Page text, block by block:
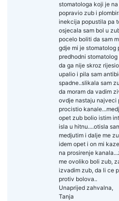
stomatologa koji je
popravio zub i
inekcija popustila pa
osjecala sam bol u
pocelo boliti da sam
gdje mi je stomatolog
predhodni
da ga nije skroz
upalio i pila sam
spadne..slikala sam
da moram da vadim
ovdje nastaju najveci
procistio
opet zub bolio istim
isla u hitnu....otisla
medjutim i dalje me
idem opet i on mi
na prosirenje
me ovoliko boli zub,
izvadim zub, da li ce
protiv bolova..
Unaprijed zahvalna,
Tanja